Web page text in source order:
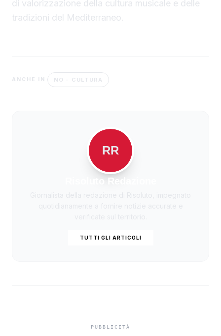
di valorizzazione della cultura musicale e delle
tradizioni del Mediterraneo.
ANCHE IN NO - CULTURA
RR
Risoluto Redazione
TUTTI GLI ARTICOLI